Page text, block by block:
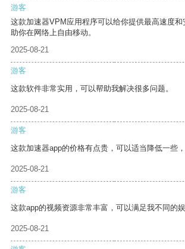
游客
这款加速器VPM应用程序可以给你提供最高速度
助你在网络上自由移动。
2025-08-21
游客
这款软件非常实用，可以帮助我解决很多问题。
2025-08-21
游客
这款加速器app的价格有点贵，可以适当降低一些
2025-08-21
游客
这款app的视频资源非常丰富，可以满足我不同的娱
2025-08-21